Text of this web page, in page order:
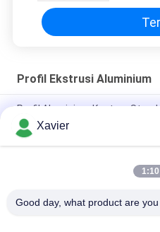
Profil Ekstrusi Aluminium
Profil Aluminium Kustom
Jendela, dan Profil Aluminium
Bagian Paduan T Slot 6063
Xavier
1:10
Good day, what product are